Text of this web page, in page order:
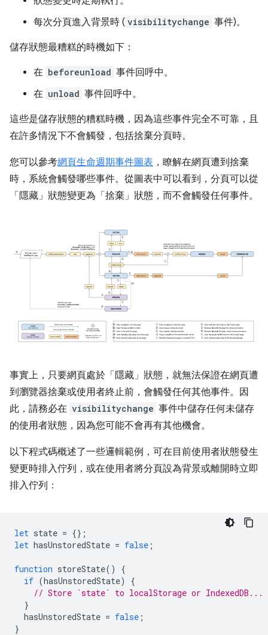
每次分頁進入背景時 ( visibilitychange 事件)。
儲存狀態最糟糕的時機如下：
在 beforeunload 事件回呼中。
在 unload 事件回呼中。
這些是儲存狀態的糟糕時機，因為這些事件完全不可靠，且
在許多情況下不會觸發，包括捨棄分頁時。
您可以參考網頁生命週期事件圖表 ，瞭解在網頁遭到捨棄
時，系統會觸發哪些事件。從圖表中可以看到，分頁可以從
「隱藏」狀態變更為「捨棄」狀態，而不會觸發任何事件。
事實上，只要網頁處於「隱藏」狀態，就無法保證在網頁遭
到瀏覽器捨棄或使用者終止前，會觸發任何其他事件。因
此，請務必在 visibilitychange 事件中儲存任何未儲存
的使用者狀態，因為您可能不會再有其他機會。
以下程式碼概述了一些邏輯範例，可在目前使用者狀態發生
變更時排入佇列，或在使用者將分頁設為背景或離開時立即
排入佇列：
let state = {};
let hasUnstoredState = false ;
function storeState()
{
if (hasUnstoredState)
{
// Store `state` to localStorage or IndexedDB...
}
hasUnstoredState = false ;
}